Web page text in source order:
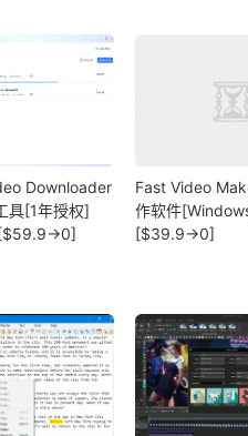
Downloader
具[1年授权]
Fast Video
作软件
[$39.9→0]